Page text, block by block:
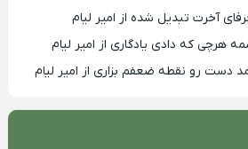
آخرت تبدیل شده از امیر لیام
هرچی که دادی یادگاری از امیر لیام
دست رو نقطه ضعفم بزاری از امیر لیام